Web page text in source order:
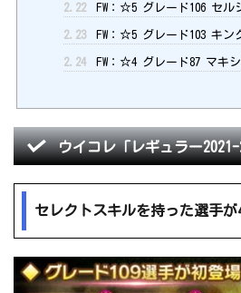
2.22 FW：☆5 グレード106 セル
2.23 FW：☆5 グレード103 キン
2.24 FW：☆4 グレード87 マキ
ウイコレ「レギュラー
セレクトスキルを持った選手が